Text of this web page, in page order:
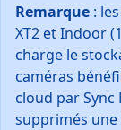
Remarque :
XT2 et Indoor
charge le
caméras
cloud par
supprimés